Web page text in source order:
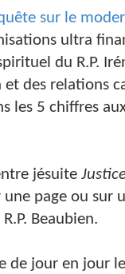
sur le
ultra
du R.P.
des relations
les 5 chiffres
jésuite
page ou sur
Beaubien.
de jour en jour